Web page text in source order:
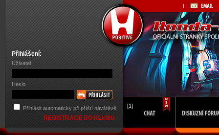
Přihlášení:
Uživatel
Heslo
Přihlásit automaticky při příští návštěvě
REGISTRACE DO KLUBU
[1]